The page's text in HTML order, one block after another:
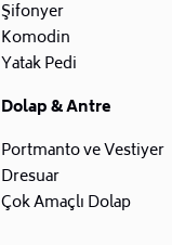
Şifonyer
Komodin
Yatak Pedi
Dolap & Antre
Portmanto ve Vestiyer
Dresuar
Çok Amaçlı Dolap